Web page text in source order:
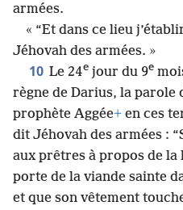
armées.
« “Et dans ce lieu
Jéhovah des armées. »
10 Le 24e jour du 9e
règne de Darius, la parole
prophète Aggée+ en ces
dit Jéhovah des armées :
aux prêtres à propos de la
porte de la viande sainte
et que son vêtement